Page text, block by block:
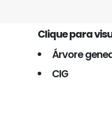
Clique para
Árvore
CIG